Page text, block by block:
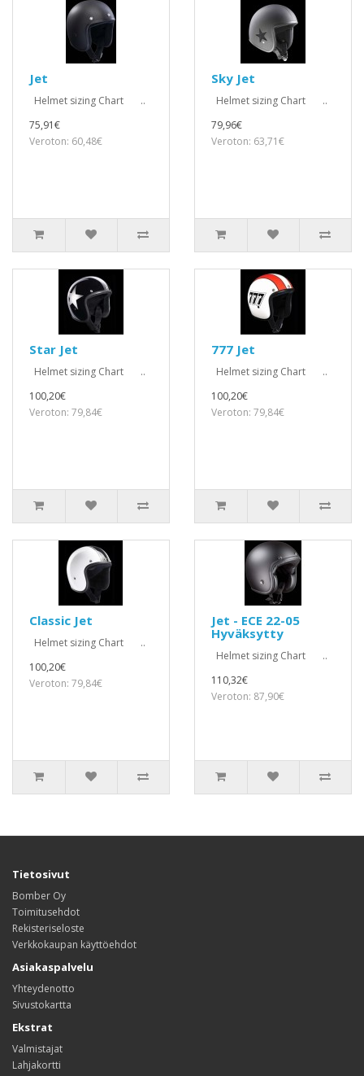
Jet
Helmet sizing Chart ..
75,91€
Veroton: 60,48€
Sky Jet
Helmet sizing Chart ..
79,96€
Veroton: 63,71€
Star Jet
Helmet sizing Chart ..
100,20€
Veroton: 79,84€
777 Jet
Helmet sizing Chart ..
100,20€
Veroton: 79,84€
Classic Jet
Helmet sizing Chart ..
100,20€
Veroton: 79,84€
Jet - ECE 22-05
Hyväksytty
Helmet sizing Chart ..
110,32€
Veroton: 87,90€
Tietosivut
Bomber Oy
Toimitusehdot
Rekisteriseloste
Verkkokaupan käyttöehdot
Asiakaspalvelu
Yhteydenotto
Sivustokartta
Ekstrat
Valmistajat
Lahjakortti